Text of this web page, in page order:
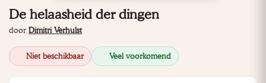
De helaasheid der dingen
door Dimitri Verhulst
Niet beschikbaar Veel voorkomend